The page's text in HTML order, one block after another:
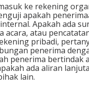
ke rekening
apakah
Apakah ada
acara, atau
pribadi,
penerima
penerima bertindak
ada aliran
lain.